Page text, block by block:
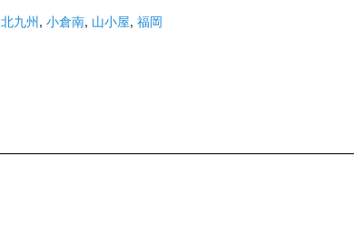
北九州, 小倉南, 山小屋, 福岡